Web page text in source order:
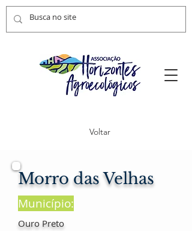
Voltar
Morro das Velhas
Município:
Ouro Preto